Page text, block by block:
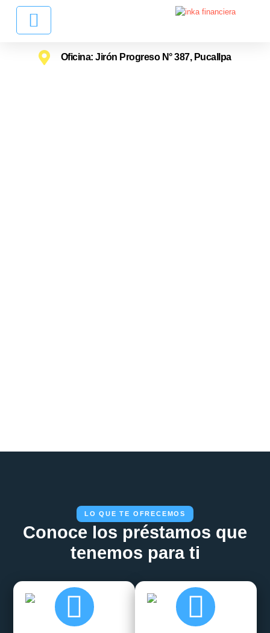
Oficina: Jirón Progreso N° 387, Pucallpa
LO QUE TE OFRECEMOS
Conoce los préstamos que
tenemos para ti